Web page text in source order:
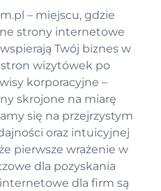
– miejscu, gdzie
strony internetowe
Twój biznes w
wizytówek po
korporacyjne –
skrojone na miarę
się na przejrzystym
oraz intuicyjnej
pierwsze wrażenie w
dla pozyskania
dla firm są